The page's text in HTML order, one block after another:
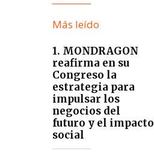
Más leído
1. MONDRAGON
reafirma en su
Congreso la
estrategia para
impulsar los
negocios del
futuro y el impacto
social